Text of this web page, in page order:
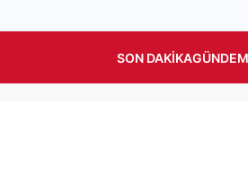
SON DAKIKAGÜNDEM